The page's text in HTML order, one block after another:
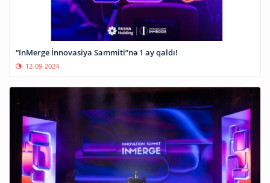
“InMerge İnnovasiya Sammiti”nə 1 ay qaldı!
12-09-2024